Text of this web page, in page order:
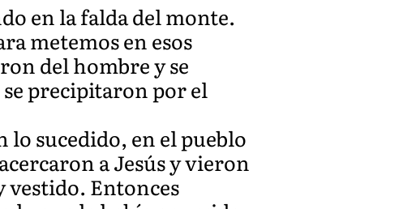
en la falda del monte.
metemos en esos
del hombre y se
precipitaron por el
lo sucedido, en el pueblo
a Jesús y vieron
vestido. Entonces